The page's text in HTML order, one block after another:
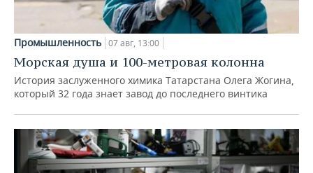
Промышленность 07 авг, 13:00
Морская душа и 100-метровая колонна
История заслуженного химика Татарстана Олега Жогина,
который 32 года знает завод до последнего винтика